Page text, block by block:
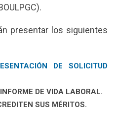
presentar los siguientes
DE SOLICITUD
DE VIDA LABORAL.
SUS MÉRITOS.